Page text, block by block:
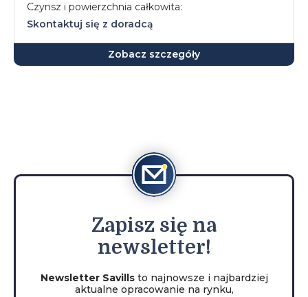
Czynsz i powierzchnia całkowita:
Skontaktuj się z doradcą
Zobacz szczegóły
Zapisz się na
newsletter!
Newsletter Savillsto najnowsze i najbardziej
aktualne opracowanie na rynku,